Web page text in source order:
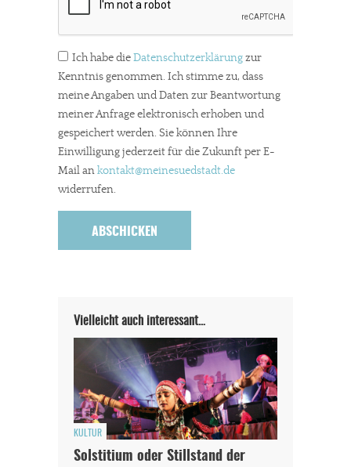
Ich habe dieDatenschutzerklärungzur
Kenntnis genommen. Ich stimme zu, dass
meine Angaben und Daten zur Beantwortung
meiner Anfrage elektronisch erhoben und
gespeichert werden. Sie können Ihre
Einwilligung jederzeit für die Zukunft per E-
Mail ankontakt@meinesuedstadt.de
widerrufen.
Vielleicht auch interessant…
KULTUR
Solstitium oder Stillstand der